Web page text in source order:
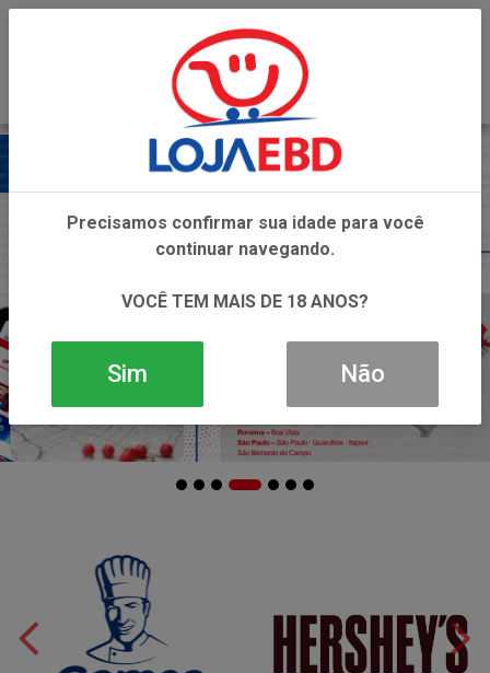
Precisamos confirmar sua idade para você
continuar navegando.
VOCÊ TEM MAIS DE 18 ANOS?
Sim Não